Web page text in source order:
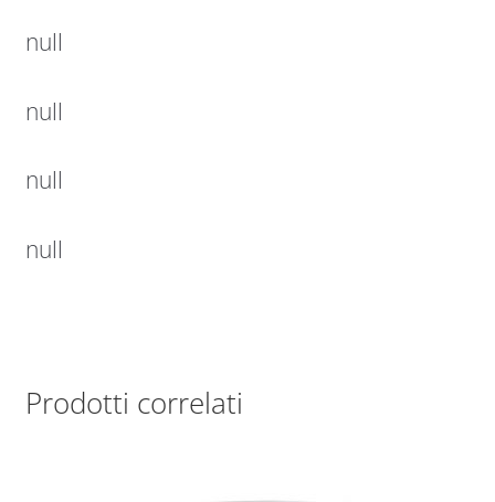
null
null
null
null
Prodotti correlati